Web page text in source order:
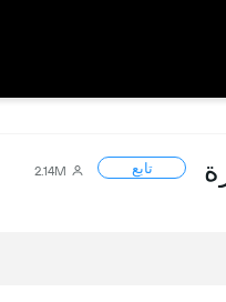
تابع 2.14M